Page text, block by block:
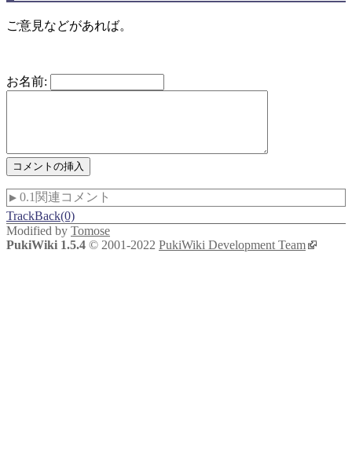
ご意見などがあれば。
お名前:
▼ 0.1関連コメント
TrackBack(0)
Modified by Tomose
PukiWiki 1.5.4 © 2001-2022 PukiWiki Development Team